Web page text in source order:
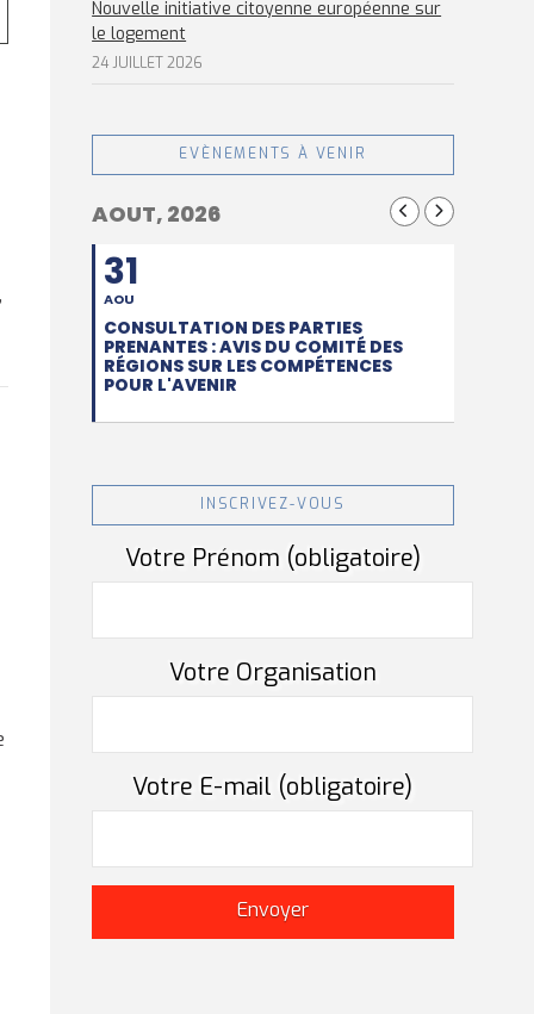
Nouvelle initiative citoyenne européenne sur
le logement
24 JUILLET 2026
EVÈNEMENTS À VENIR
AOUT, 2026
31
AOU
CONSULTATION DES PARTIES
PRENANTES : AVIS DU COMITÉ DES
RÉGIONS SUR LES COMPÉTENCES
POUR L'AVENIR
INSCRIVEZ-VOUS
Votre Prénom (obligatoire)
Votre Organisation
Votre E-mail (obligatoire)